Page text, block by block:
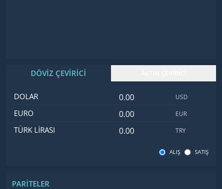
DÖVİZ ÇEVİRİCİ
İsimDeğer
DOLAR Dolar değeri USD
EURO Euro değeri EUR
TÜRK LIRASI Türk Lirası değeri
TRY
ALIŞ SATIŞ
PARITELER